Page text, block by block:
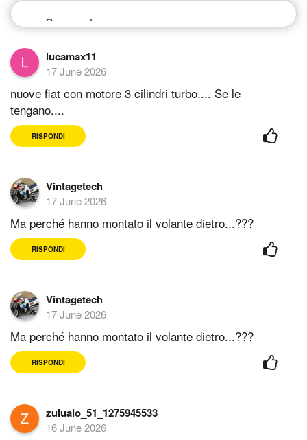
lucamax11
17 June 2026
nuove fiat con motore 3 cilindri turbo.... Se le
tengano....
RISPONDI
Vintagetech
17 June 2026
Ma perché hanno montato il volante dietro...???
RISPONDI
Vintagetech
17 June 2026
Ma perché hanno montato il volante dietro...???
RISPONDI
zulualo_51_1275945533
16 June 2026